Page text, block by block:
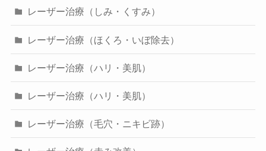
レーザー治療（しみ・くすみ）
レーザー治療（ほくろ・いぼ除去）
レーザー治療（ハリ・美肌）
レーザー治療（ハリ・美肌）
レーザー治療（毛穴・ニキビ跡）